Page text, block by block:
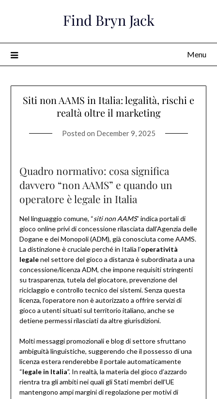
Find Bryn Jack
Menu
Siti non AAMS in Italia: legalità, rischi e
realtà oltre il marketing
Posted on December 9, 2025
Quadro normativo: cosa significa
davvero “non AAMS” e quando un
operatore è legale in Italia
Nel linguaggio comune, “siti non AAMS” indica portali di
gioco online privi di concessione rilasciata dall’Agenzia delle
Dogane e dei Monopoli (ADM), già conosciuta come AAMS.
La distinzione è cruciale perché in Italia l’operatività
legalenel settore del gioco a distanza è subordinata a una
concessione/licenza ADM, che impone requisiti stringenti
su trasparenza, tutela del giocatore, prevenzione del
riciclaggio e controllo tecnico dei sistemi. Senza questa
licenza, l’operatore non è autorizzato a offrire servizi di
gioco a utenti situati sul territorio italiano, anche se
detiene permessi rilasciati da altre giurisdizioni.
Molti messaggi promozionali e blog di settore sfruttano
ambiguità linguistiche, suggerendo che il possesso di una
licenza estera renderebbe il portale automaticamente
“legale in Italia”. In realtà, la materia del gioco d’azzardo
rientra tra gli ambiti nei quali gli Stati membri dell’UE
mantengono ampi margini di regolazione per motivi di